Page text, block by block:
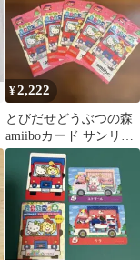
¥2,222
とびだせどうぶつの森
amiiboカード サンリオ
キャラクターズコラボ
5パック